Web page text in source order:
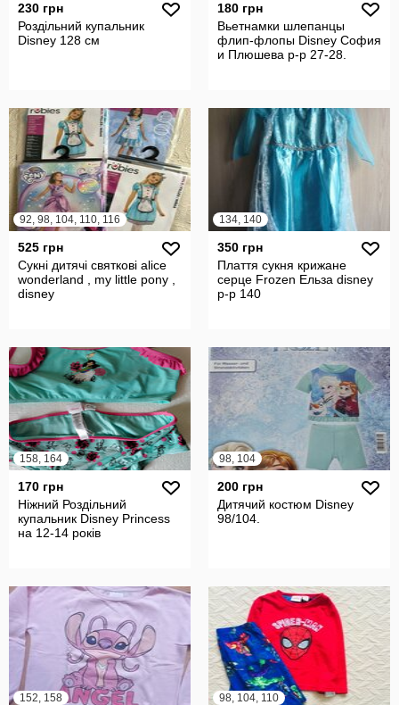
230 грн
Роздільний купальник
Disney 128 см
180 грн
Вьетнамки шлепанцы
флип-флопы Disney София
и Плюшева р-р 27-28.
92, 98, 104, 110, 116
525 грн
Сукні дитячі святкові alice
wonderland , my little pony ,
disney
134, 140
350 грн
Плаття сукня крижане
серце Frozen Ельза disney
р-р 140
158, 164
170 грн
Ніжний Роздільний
купальник Disney Princess
на 12-14 років
98, 104
200 грн
Дитячий костюм Disney
98/104.
152, 158 98, 104, 110